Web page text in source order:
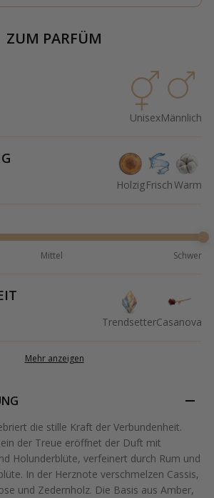
ZUM PARFÜM
UnisexMännlich
HolzigFrischWarm
Mittel Schwer
TrendsetterCasanova
Mehr anzeigen
die stille Kraft der Verbundenheit.
der Treue eröffnet der Duft mit
Holunderblüte, verfeinert durch Rum und
In der Herznote verschmelzen Cassis,
und Zedernholz. Die Basis aus Amber,